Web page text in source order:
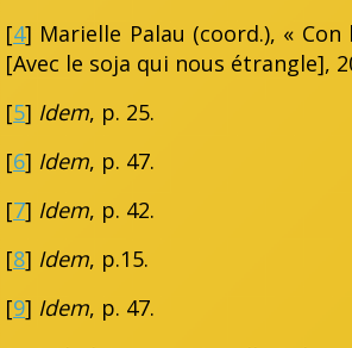
[4] Marielle Palau (coord.), «
[Avec le soja qui nous étrangle],
[5] Idem, p. 25.
[6] Idem, p. 47.
[7] Idem, p. 42.
[8] Idem, p.15.
[9] Idem, p. 47.